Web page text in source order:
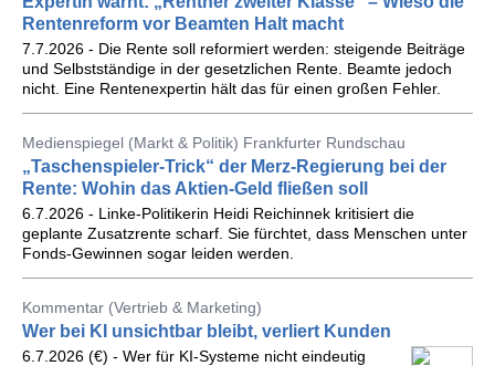
Rentenreform vor Beamten Halt macht
7.7.2026 - Die Rente soll reformiert werden: steigende Beiträge
und Selbstständige in der gesetzlichen Rente. Beamte jedoch
nicht. Eine Rentenexpertin hält das für einen großen Fehler.
Medienspiegel (Markt & Politik) Frankfurter Rundschau
„Taschenspieler-Trick“ der Merz-Regierung bei der
Rente: Wohin das Aktien-Geld fließen soll
6.7.2026 - Linke-Politikerin Heidi Reichinnek kritisiert die
geplante Zusatzrente scharf. Sie fürchtet, dass Menschen unter
Fonds-Gewinnen sogar leiden werden.
Kommentar (Vertrieb & Marketing)
Wer bei KI unsichtbar bleibt, verliert Kunden
6.7.2026 (€) - Wer für KI-Systeme nicht eindeutig